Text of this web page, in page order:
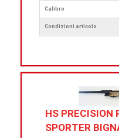
Calibro
Condizioni articolo
HS PRECISION
SPORTER